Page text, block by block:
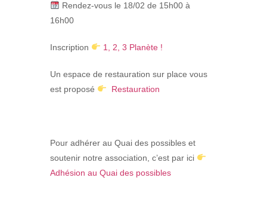
Rendez-vous le 18/02 de 15h00 à
16h00
Inscription 1, 2, 3 Planète !
Un espace de restauration sur place vous
est proposé
Restauration
Pour adhérer au Quai des possibles et
soutenir notre association, c’est par ici
Adhésion au Quai des possibles